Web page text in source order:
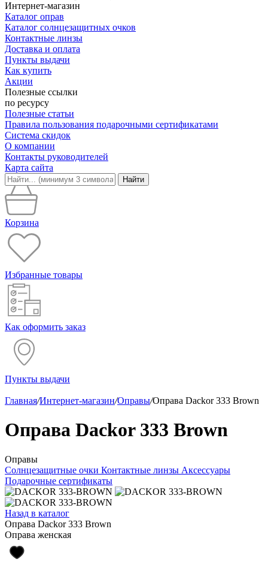
Интернет-магазин
Каталог оправ
Каталог солнцезащитных очков
Контактные линзы
Доставка и оплата
Пункты выдачи
Как купить
Акции
Полезные ссылки
по ресурсу
Полезные статьи
Правила пользования подарочными сертификатами
Система скидок
О компании
Контакты руководителей
Карта сайта
Найти
Корзина
Избранные товары
Как оформить заказ
Пункты выдачи
Главная/Интернет-магазин/Оправы/Оправа Dackor 333 Brown
Оправа Dackor 333 Brown
Оправы
Солнцезащитные очки Контактные линзы Аксессуары
Подарочные сертификаты
Назад в каталог
Оправа Dackor 333 Brown
Оправа женская